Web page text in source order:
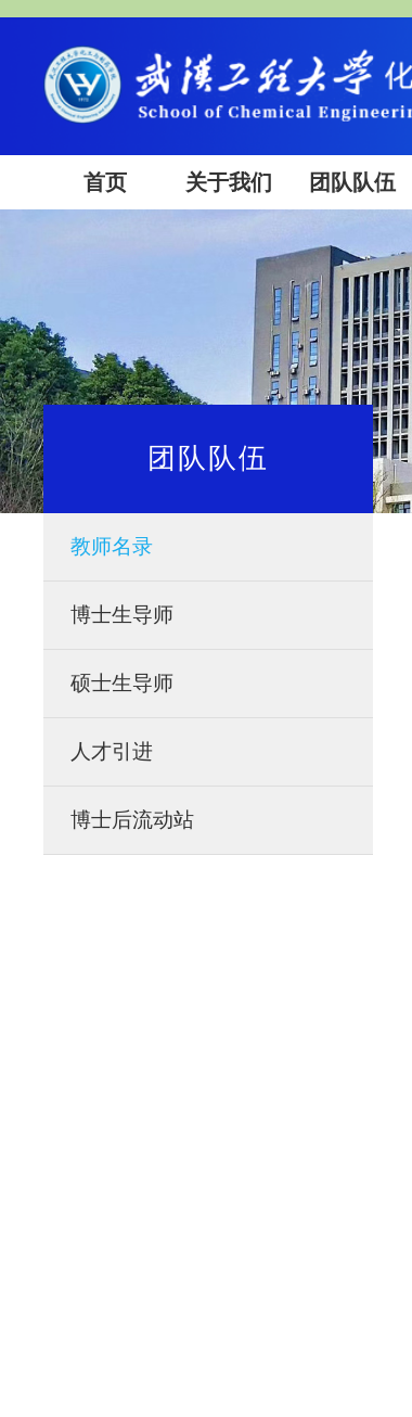
首页 关于我们 团队队伍
团队队伍
教师名录
博士生导师
硕士生导师
人才引进
博士后流动站